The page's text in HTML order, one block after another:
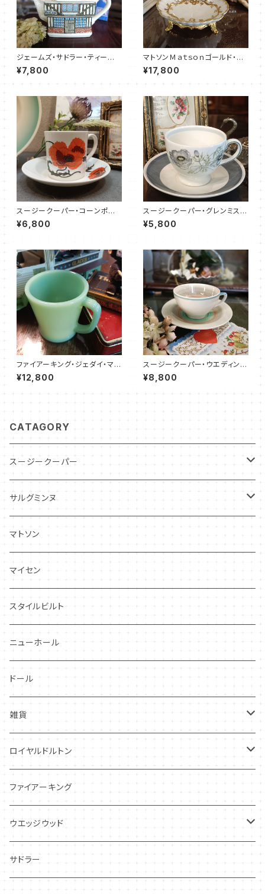
ジェームズ・サドラー・ティーポッ
ト／チューダーハウス（JS000
6）
¥7,800
マトソンＭａｔｓｏｎゴールド・ソ
ープディッシュ（MT0025）
¥17,800
スージークーパー・コーンポピ
ー・カップ＆ソーサー（SCCP01
09）
¥6,800
スージークーパー・グレンミス
ト・カップ＆ソーサー（SCGM01
00）
¥5,800
ファイアーキング・ジェダイ・マグ
カップ（FKJD0003）
¥12,800
スージークーパー・ウエディング
リング・C&S（SCWR0073）
¥8,800
CATAGORY
スージークーパー
パトリシアローズ
ドレスデンスプレイ
プランタン
グレンミスト
スワンシースプレイ
グレイ社
グレイリーフ
レヴェリー
フローラル
フレグランス
シーアネモネ
サルグミンヌ
ニーナローサ
FAVORI
CIBON
マトソン
マイセン
スタイルビルト
ニューホール
ドール
雑貨
キーホルダー
アンティーク・カード
アクセサリー
ロイヤルドルトン
スタッフォードシャードッグ
ファイアーキング
ウエッジウッド
ジャスパー
サドラー